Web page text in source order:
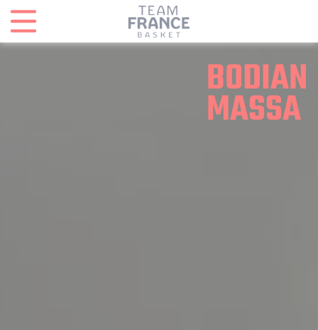
BODIAN
MASSA
Panneau de gestion des cookies